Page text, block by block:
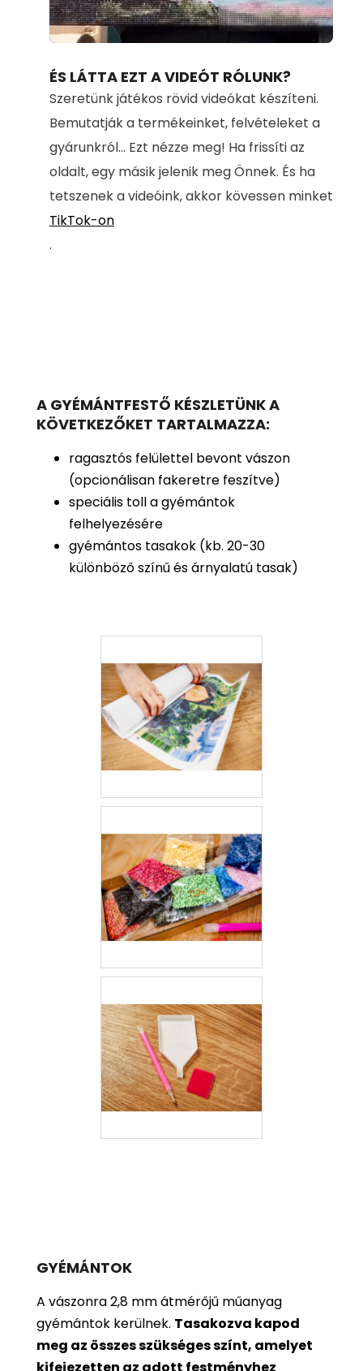
Unmute
100.00%
ÉS LÁTTA EZT A VIDEÓT RÓLUNK?
Szeretünk játékos rövid videókat készíteni.
Bemutatják a termékeinket, felvételeket a
gyárunkról... Ezt nézze meg! Ha frissíti az
oldalt, egy másik jelenik meg Önnek. És ha
tetszenek a videóink, akkor kövessen minket
TikTok-on
.
A GYÉMÁNTFESTŐ KÉSZLETÜNK A
KÖVETKEZŐKET TARTALMAZZA:
ragasztós felülettel bevont vászon
(opcionálisan fakeretre feszítve)
speciális toll a gyémántok
felhelyezésére
gyémántos tasakok (kb. 20-30
különböző színű és árnyalatú tasak)
GYÉMÁNTOK
A vászonra 2,8 mm átmérőjű műanyag
gyémántok kerülnek. Tasakozva kapod
meg az összes szükséges színt, amelyet
kifejezetten az adott festményhez